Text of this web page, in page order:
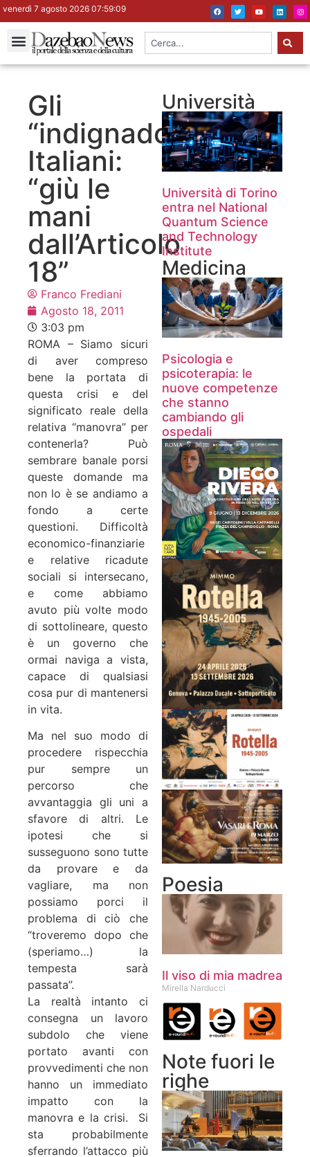
venerdì 7 agosto 2026 07:59:10
Gli
“indignados”
Italiani:
“giù le
mani
dall’Articolo
18”
Franco Frediani
Agosto 18, 2011
3:03 pm
ROMA – Siamo sicuri
di aver compreso
bene la portata di
questa crisi e del
significato reale della
relativa “manovra” per
contenerla? Può
sembrare banale porsi
queste domande ma
non lo è se andiamo a
fondo a certe
questioni. Difficoltà
economico-finanziarie
e relative ricadute
sociali si intersecano,
e come abbiamo
avuto più volte modo
di sottolineare, questo
è un governo che
ormai naviga a vista,
capace di qualsiasi
cosa pur di mantenersi
in vita.
Ma nel suo modo di
procedere rispecchia
pur sempre un
percorso che
avvantaggia gli uni a
sfavore di altri. Le
ipotesi che si
susseguono sono tutte
da provare e da
vagliare, ma non
possiamo porci il
problema di ciò che
“troveremo dopo che
(speriamo…) la
tempesta sarà
passata”.
La realtà intanto ci
consegna un lavoro
subdolo che viene
portato avanti con
provvedimenti che non
hanno un immediato
impatto con la
manovra e la crisi. Si
sta probabilmente
sferrando l’attacco più
Università
Università di Torino
entra nel National
Quantum Science
and Technology
Institute
Medicina
Psicologia e
psicoterapia: le
nuove competenze
che stanno
cambiando gli
ospedali
Poesia
Il viso di mia madrea
Mirella Narducci
Note fuori le
righe